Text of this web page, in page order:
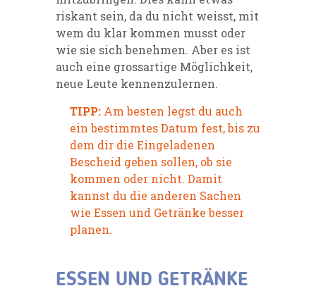
riskant sein, da du nicht weisst, mit
wem du klar kommen musst oder
wie sie sich benehmen. Aber es ist
auch eine grossartige Möglichkeit,
neue Leute kennenzulernen.
TIPP: Am besten legst du auch
ein bestimmtes Datum fest, bis zu
dem dir die Eingeladenen
Bescheid geben sollen, ob sie
kommen oder nicht. Damit
kannst du die anderen Sachen
wie Essen und Getränke besser
planen.
ESSEN UND GETRÄNKE